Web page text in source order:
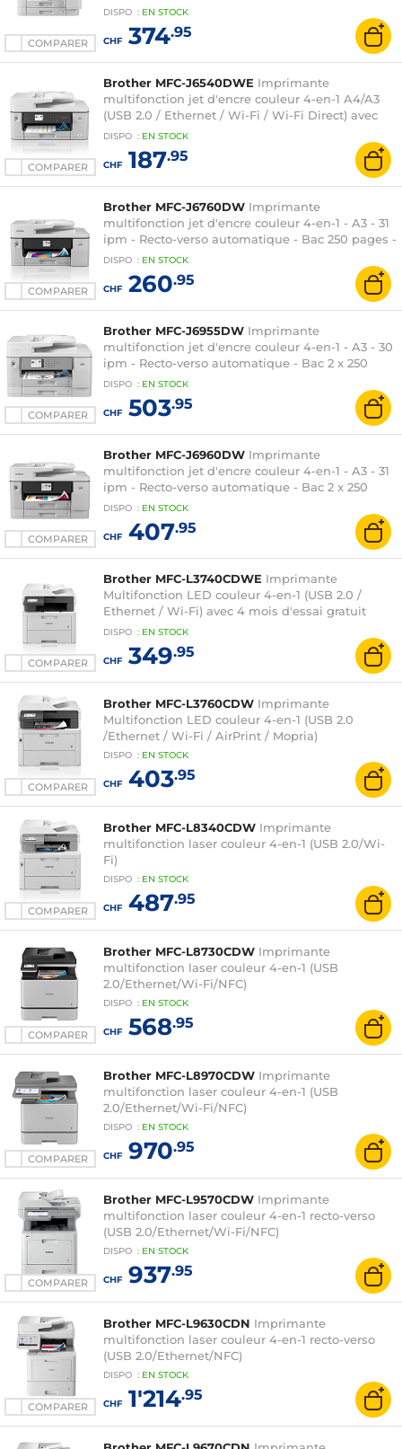
COMPARER
pages - USB 2.0 / Ethernet / Wi-Fi / Wi-Fi Direct /
NFC / AirPrint
DISPO : EN STOCK
CHF374.95
COMPARER
Brother MFC-J6540DWE Imprimante
multifonction jet d'encre couleur 4-en-1 A4/A3
(USB 2.0 / Ethernet / Wi-Fi / Wi-Fi Direct) avec
essai gratuit EcoPro
DISPO : EN STOCK
CHF187.95
COMPARER
Brother MFC-J6760DW Imprimante
multifonction jet d'encre couleur 4-en-1 - A3 - 31
ipm - Recto-verso automatique - Bac 250 pages -
USB 2.0 / Ethernet / Wi-Fi / Wi-Fi Direct / AirPrint
DISPO : EN STOCK
CHF260.95
COMPARER
Brother MFC-J6955DW Imprimante
multifonction jet d'encre couleur 4-en-1 - A3 - 30
ipm - Recto-verso automatique - Bac 2 x 250
pages - USB 2.0 / Ethernet / Wi-Fi / Wi-Fi Direct /
NFC / AirPrint
DISPO : EN STOCK
CHF503.95
COMPARER
Brother MFC-J6960DW Imprimante
multifonction jet d'encre couleur 4-en-1 - A3 - 31
ipm - Recto-verso automatique - Bac 2 x 250
pages - USB 2.0 / Ethernet / Wi-Fi / Wi-Fi Direct /
DISPO : EN STOCK
CHF407.95
COMPARER
Brother MFC-L3740CDWE Imprimante
Multifonction LED couleur 4-en-1 (USB 2.0 /
Ethernet / Wi-Fi) avec 4 mois d'essai gratuit
EcoPro
DISPO : EN STOCK
CHF349.95
COMPARER
Brother MFC-L3760CDW Imprimante
Multifonction LED couleur 4-en-1 (USB 2.0
/Ethernet / Wi-Fi / AirPrint / Mopria)
DISPO : EN STOCK
CHF403.95
COMPARER
Brother MFC-L8340CDW Imprimante
multifonction laser couleur 4-en-1 (USB 2.0/Wi-
Fi)
DISPO : EN STOCK
CHF487.95
COMPARER
Brother MFC-L8730CDW Imprimante
multifonction laser couleur 4-en-1 (USB
2.0/Ethernet/Wi-Fi/NFC)
DISPO : EN STOCK
CHF568.95
COMPARER
Brother MFC-L8970CDW Imprimante
multifonction laser couleur 4-en-1 (USB
2.0/Ethernet/Wi-Fi/NFC)
DISPO : EN STOCK
CHF970.95
COMPARER
Brother MFC-L9570CDW Imprimante
multifonction laser couleur 4-en-1 recto-verso
(USB 2.0/Ethernet/Wi-Fi/NFC)
DISPO : EN STOCK
CHF937.95
COMPARER
Brother MFC-L9630CDN Imprimante
multifonction laser couleur 4-en-1 recto-verso
(USB 2.0/Ethernet/NFC)
DISPO : EN STOCK
CHF1'214.95